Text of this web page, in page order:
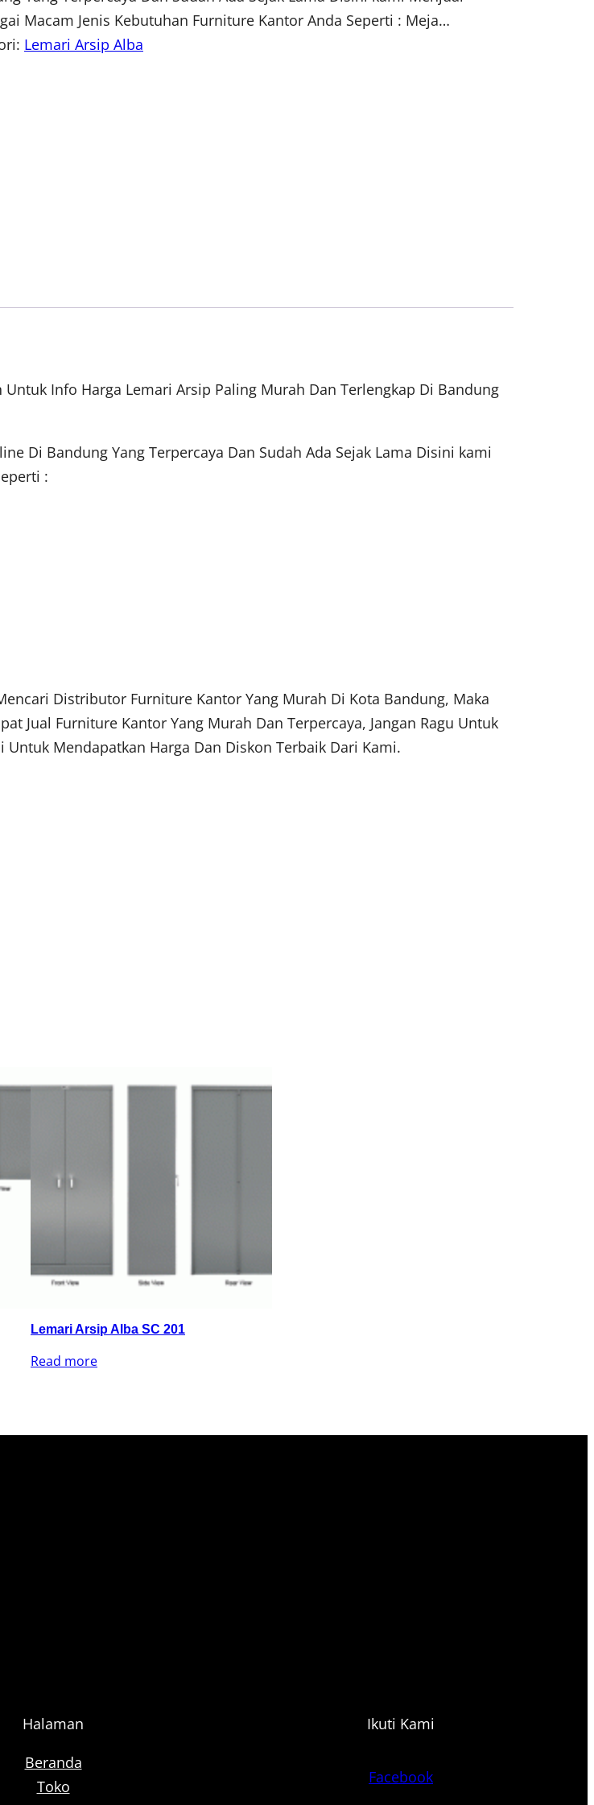
Macam Jenis Kebutuhan Furniture Kantor Anda Seperti : Meja…
Lemari Arsip Alba
Info Harga Lemari Arsip Paling Murah Dan Terlengkap Di Bandung
Di Bandung Yang Terpercaya Dan Sudah Ada Sejak Lama Disini kami
:
Distributor Furniture Kantor Yang Murah Di Kota Bandung, Maka
Jual Furniture Kantor Yang Murah Dan Terpercaya, Jangan Ragu Untuk
Mendapatkan Harga Dan Diskon Terbaik Dari Kami.
Lemari Arsip Alba SC 201
Read more
Halaman
Beranda
Toko
Ikuti Kami
Facebook